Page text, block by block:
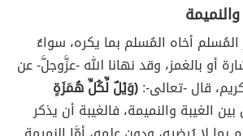
أخاه المُسلم بما يكره، سواءٌ
أو بالغمز، وقد نهانا الله -عزَّوجلَّ- عن
قال -تعالى-:(وَيْلٌ لِّكُلِّ هُمَزَةٍ
الغيبة والنميمة، فالغيبة أن يذكر